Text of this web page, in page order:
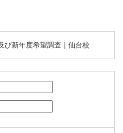
び新年度希望調査｜仙台校